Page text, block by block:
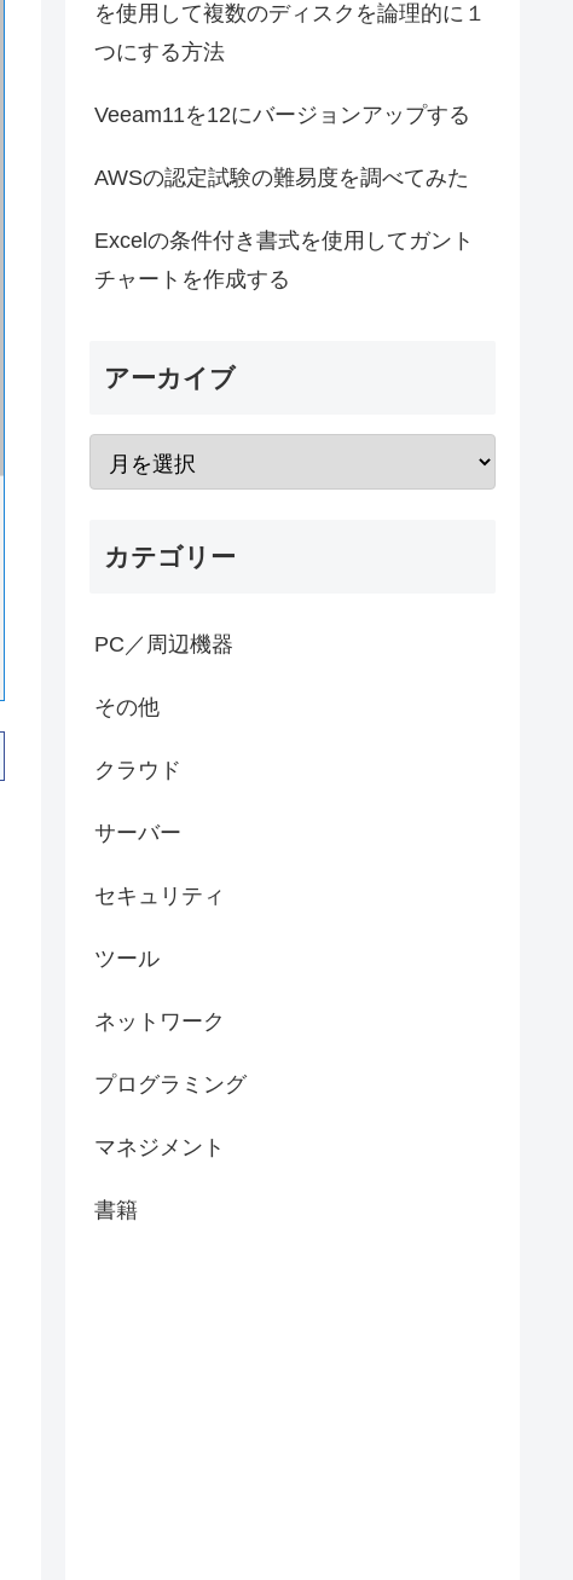
を使用して複数のディスクを論理的に１
つにする方法
Veeam11を12にバージョンアップする
AWSの認定試験の難易度を調べてみた
Excelの条件付き書式を使用してガント
チャートを作成する
アーカイブ
カテゴリー
PC／周辺機器
その他
クラウド
サーバー
セキュリティ
ツール
ネットワーク
プログラミング
マネジメント
書籍